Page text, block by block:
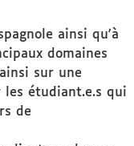
ainsi qu'à
domaines
sur une
étudiant.e.s qui
de